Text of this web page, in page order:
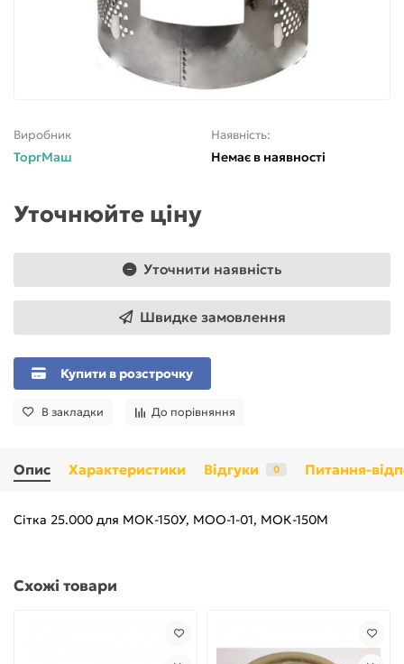
Виробник
ТоргМаш
Наявність:
Немає в наявності
Уточнюйте ціну
Уточнити наявність
Швидке замовлення
Купити в розстрочку
В закладки До порівняння
Опис Характеристики Відгуки 0 Питання-
Сітка 25.000 для МОК-150У, МОО-1-01, МОК-150М
Схожі товари